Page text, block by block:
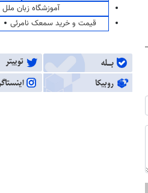
آموزشگاه زبان ملل
قیمت و خرید سمعک نامرئی